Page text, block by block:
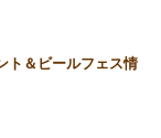
ト＆ビールフェス情